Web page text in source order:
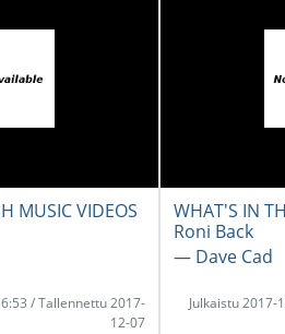
MUSIC VIDEOS
/ Tallennettu 2017-
12-07
WHAT'S IN
Roni Back
― Dave Cad
Julkaistu